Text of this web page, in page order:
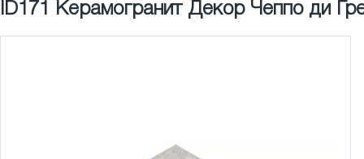
ID171 Керамогранит Декор Чеппо ди